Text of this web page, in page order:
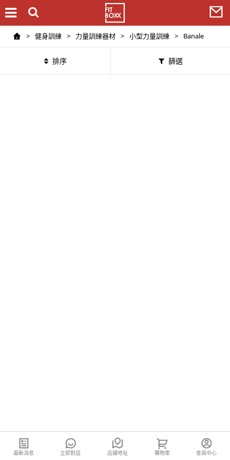
> 健身訓練 > 力量訓練器材 > 小型力量訓練 > Banale
排序 篩選
最新消息 立即對話 店鋪地址 購物車 會員中心